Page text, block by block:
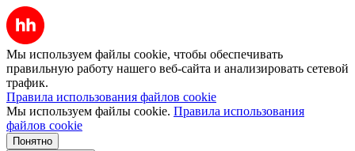
Мы используем файлы cookie, чтобы обеспечивать
правильную работу нашего веб-сайта и анализировать сетевой
трафик.
Правила использования файлов cookie
Мы используем файлы cookie. Правила использования
файлов cookie
Понятно